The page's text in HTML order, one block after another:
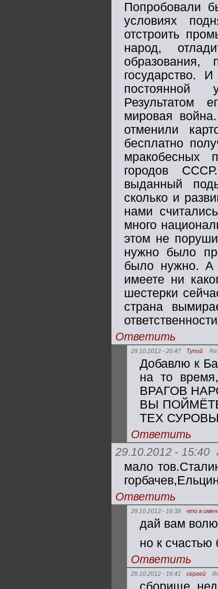
Попробовали
условиях
отстроить
народ,
образования,
государство.
постоянной
Результатом
мировая
отменили
бесплатно
мракобесных
городов
выданный
сколько и
нами
много
этом не
нужно было
было нужно. А
имеете ни
шестерки
страна
Ответить
29.10.2012 - 20:47 Тупой
Добавлю к
на то
ВРАГОВ
ВЫ
ТЕХ
Ответить
29.10.2012 - 15:40
мало
Ответить
29.10.2012 - 16:39 что в
дай вам
но к счастью
Ответить
29.10.2012 - 16:41 сергей
сборище